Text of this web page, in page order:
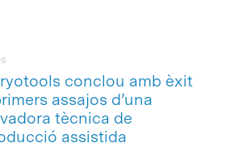
conclou amb èxit
assajos d’una
tècnica de
assistida